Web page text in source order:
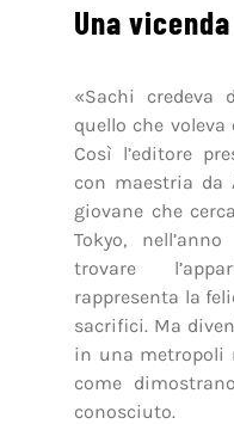
Una
«Sachi credeva
quello che
Così l’editore
con maestria da
giovane che
Tokyo,
trovare
rappresenta la
sacrifici. Ma
in una metropoli
come
conosciuto.